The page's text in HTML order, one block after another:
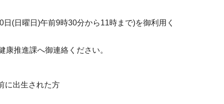
(日曜日)午前9時30分から11時まで)を御利用く
康推進課へ御連絡ください。
に出生された方